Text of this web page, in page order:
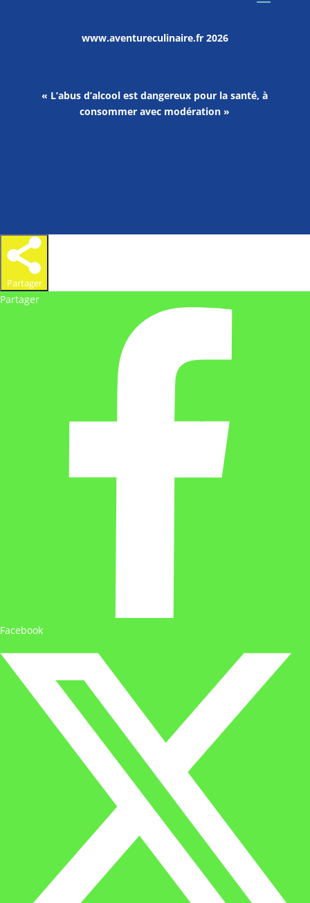
www.aventureculinaire.fr2026
« L’abus d’alcool est dangereux pour la santé, à
consommer avec modération »
Partager
Partager
Facebook